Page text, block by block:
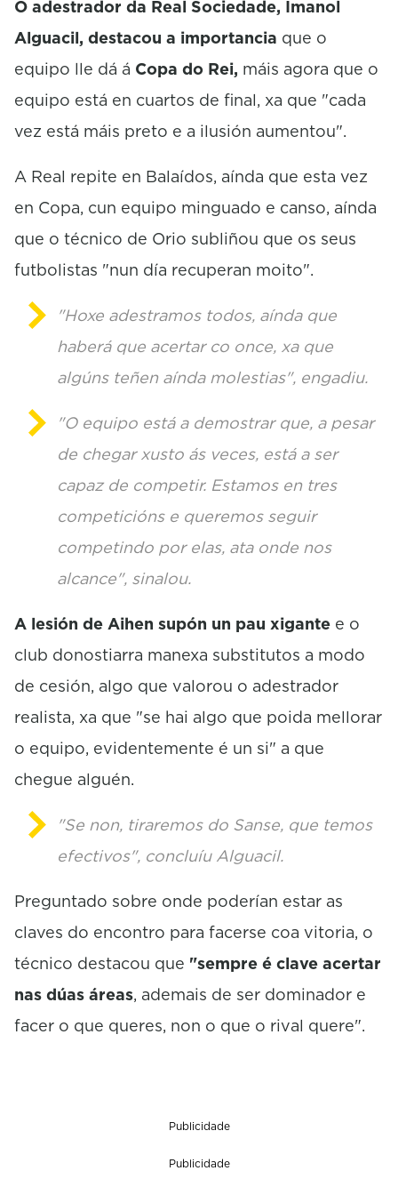
n
s
O adestrador da Real Sociedade, Imanol
Alguacil, destacou a importancia que o
equipo lle dá á Copa do Rei, máis agora que o
equipo está en cuartos de final, xa que "cada
vez está máis preto e a ilusión aumentou".
A Real repite en Balaídos, aínda que esta vez
en Copa, cun equipo minguado e canso, aínda
que o técnico de Orio subliñou que os seus
futbolistas "nun día recuperan moito".
"Hoxe adestramos todos, aínda que
haberá que acertar co once, xa que
algúns teñen aínda molestias", engadiu.
"O equipo está a demostrar que, a pesar
de chegar xusto ás veces, está a ser
capaz de competir. Estamos en tres
competicións e queremos seguir
competindo por elas, ata onde nos
alcance", sinalou.
A lesión de Aihen supón un pau xigante e o
club donostiarra manexa substitutos a modo
de cesión, algo que valorou o adestrador
realista, xa que "se hai algo que poida mellorar
o equipo, evidentemente é un si" a que
chegue alguén.
"Se non, tiraremos do Sanse, que temos
efectivos", concluíu Alguacil.
Preguntado sobre onde poderían estar as
claves do encontro para facerse coa vitoria, o
técnico destacou que "sempre é clave acertar
nas dúas áreas, ademais de ser dominador e
facer o que queres, non o que o rival quere".
Publicidade
Publicidade